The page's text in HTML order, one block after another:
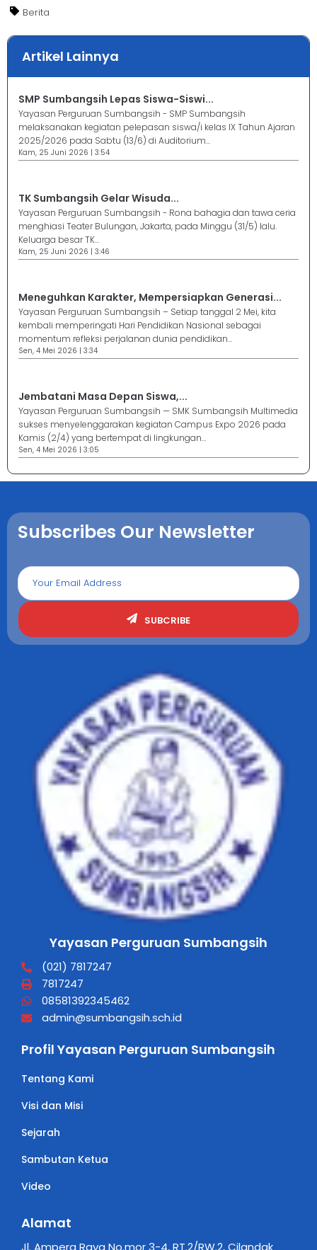
Berita
Artikel Lainnya
SMP Sumbangsih Lepas Siswa-Siswi...
Yayasan Perguruan Sumbangsih - SMP Sumbangsih
melaksanakan kegiatan pelepasan siswa/i kelas IX Tahun Ajaran
2025/2026 pada Sabtu (13/6) di Auditorium...
Kam, 25 Juni 2026 | 3:54
TK Sumbangsih Gelar Wisuda...
Yayasan Perguruan Sumbangsih - Rona bahagia dan tawa ceria
menghiasi Teater Bulungan, Jakarta, pada Minggu (31/5) lalu.
Keluarga besar TK...
Kam, 25 Juni 2026 | 3:46
Meneguhkan Karakter, Mempersiapkan Generasi...
Yayasan Perguruan Sumbangsih – Setiap tanggal 2 Mei, kita
kembali memperingati Hari Pendidikan Nasional sebagai
momentum refleksi perjalanan dunia pendidikan...
Sen, 4 Mei 2026 | 3:34
Jembatani Masa Depan Siswa,...
Yayasan Perguruan Sumbangsih — SMK Sumbangsih Multimedia
sukses menyelenggarakan kegiatan Campus Expo 2026 pada
Kamis (2/4) yang bertempat di lingkungan...
Sen, 4 Mei 2026 | 3:05
Subscribes Our Newsletter
SUBCRIBE
Yayasan Perguruan Sumbangsih
(021) 7817247
7817247
08581392345462
admin@sumbangsih.sch.id
Profil Yayasan Perguruan Sumbangsih
Tentang Kami
Visi dan Misi
Sejarah
Sambutan Ketua
Video
Alamat
Jl. Ampera Raya No.mor 3-4, RT.2/RW.2, Cilandak